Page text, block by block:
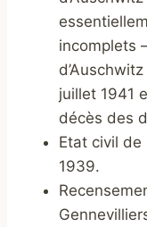
incomplets
juillet 1941
décès des
Etat civil de
1939.